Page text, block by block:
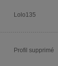
Lolo135
Profil supprimé